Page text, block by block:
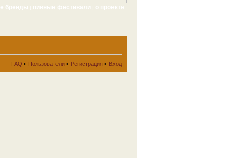
бренды пивные фестивали о проекте
FAQ • Пользователи • Регистрация • Вход